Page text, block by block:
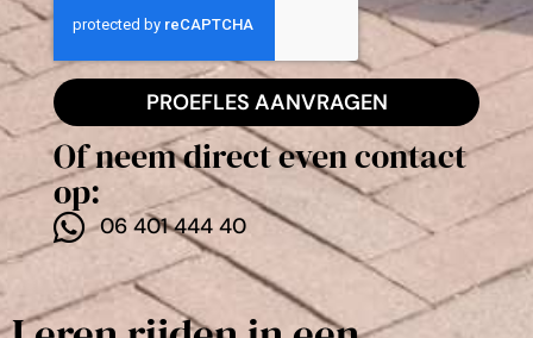
PROEFLES AANVRAGEN
Of neem direct even contact
op:
06 401 444 40